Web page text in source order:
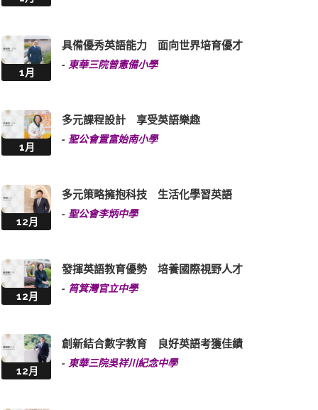
1月
具備優秀英語能力 面向世界培育優才
- 東華三院曾憲備小學
1月
多元課程設計 享受英語樂趣
- 聖公會置富始南小學
12月
多元策略擁抱科技 生活化學習英語
- 聖公會李炳中學
12月
發揮英語教育優勢 培養國際視野人才
- 筲箕灣官立中學
12月
創新結合數字教育 良好英語考獲佳績
- 東華三院吳祥川紀念中學